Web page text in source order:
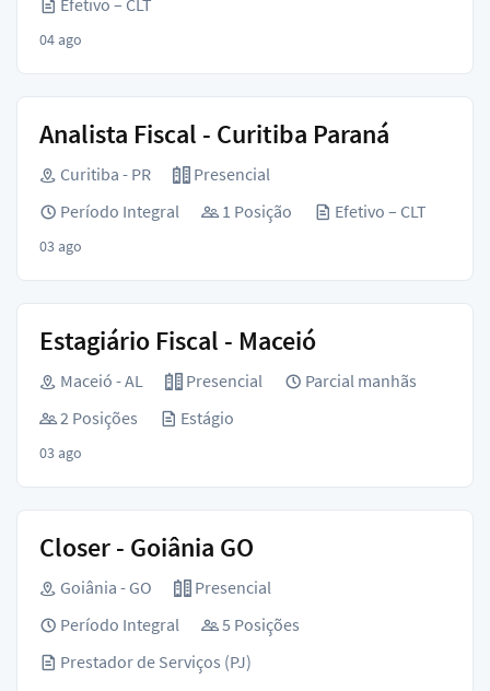
04 ago
Analista Fiscal - Curitiba Paraná
Curitiba - PR
Presencial
Período Integral
1 Posição Efetivo – CLT
03 ago
Estagiário Fiscal - Maceió
Maceió - AL Presencial
Parcial manhãs
2 Posições
Estágio
03 ago
Closer - Goiânia GO
Goiânia - GO
Presencial
Período Integral
5 Posições
Prestador de Serviços (PJ)